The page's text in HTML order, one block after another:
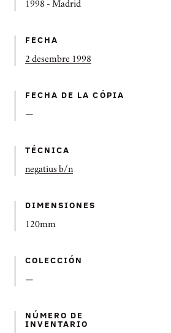
1998 - Madrid
FECHA
2 desembre 1998
FECHA DE LA CÓPIA
—
TÉCNICA
negatius b/n
DIMENSIONES
120mm
COLECCIÓN
—
NÚMERO DE
INVENTARIO